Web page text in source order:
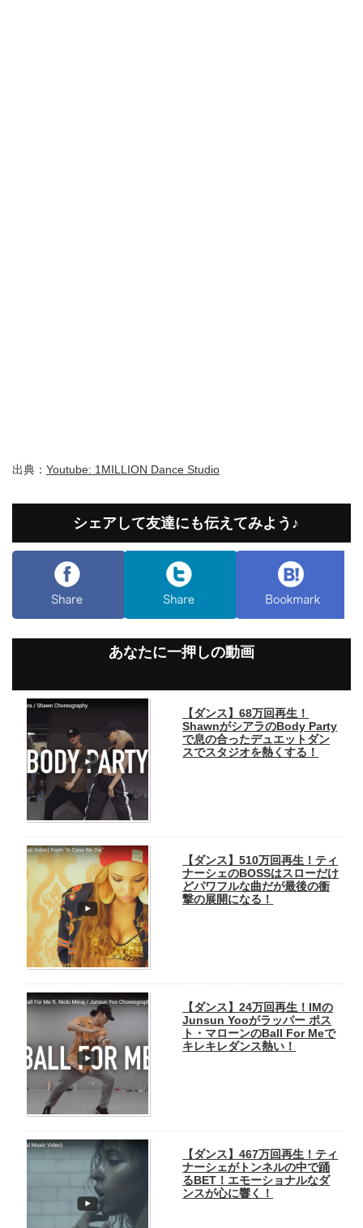
出典： Youtube: 1MILLION Dance Studio
シェアして友達にも伝えてみよう♪
あなたに一押しの動画
【ダンス】68万回再生！
ShawnがシアラのBody Party
で息の合ったデュエットダン
スでスタジオを熱くする！
【ダンス】510万回再生！ティ
ナーシェのBOSSはスローだけ
どパワフルな曲だが最後の衝
撃の展開になる！
【ダンス】24万回再生！IMの
Junsun Yooがラッパー ポス
ト・マローンのBall For Meで
キレキレダンス熱い！
【ダンス】467万回再生！ティ
ナーシェがトンネルの中で踊
るBET！エモーショナルなダ
ンスが心に響く！